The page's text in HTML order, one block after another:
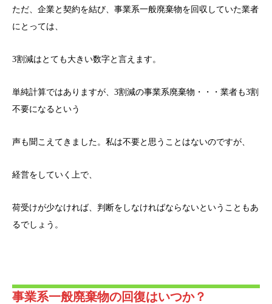
ただ、企業と契約を結び、事業系一般廃棄物を回収していた業者
にとっては、
3割減はとても大きい数字と言えます。
単純計算ではありますが、3割減の事業系廃棄物・・・業者も3割
不要になるという
声も聞こえてきました。私は不要と思うことはないのですが、
経営をしていく上で、
荷受けが少なければ、判断をしなければならないということもあ
るでしょう。
事業系一般廃棄物の回復はいつか？